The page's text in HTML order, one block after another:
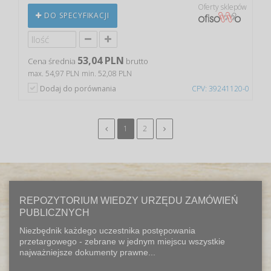
CPV: 39241120-0
DO SPECYFIKACJI
Oferty sklepów
Cena średnia 53,04 PLN brutto
max. 54,97 PLN min. 52,08 PLN
Dodaj do porównania
1 2
REPOZYTORIUM WIEDZY URZĘDU ZAMÓWIEŃ
PUBLICZNYCH
Niezbędnik każdego uczestnika postępowania
przetargowego - zebrane w jednym miejscu wszystkie
najważniejsze dokumenty prawne...